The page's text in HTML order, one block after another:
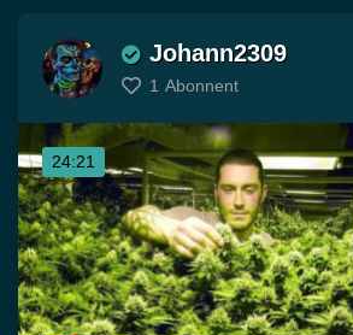
Johann2309
1 Abonnent
24:21